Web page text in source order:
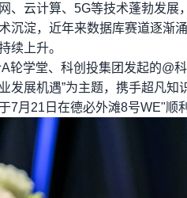
、云计算、5G等技术蓬勃发展
沉淀，近年来数据库赛道逐渐
续上升。
轮学堂、科创投集团发起的@
发展机遇”为主题，携手超凡
7月21日在德必外滩8号WE"顺